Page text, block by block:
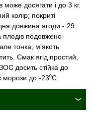
досягати і до 3 кг.
колір; покриті
довжина ягоди - 29
подовжено-
тонка; м'якоть
Смак ягід простий,
досить стійка до
морози до -23⁰С.